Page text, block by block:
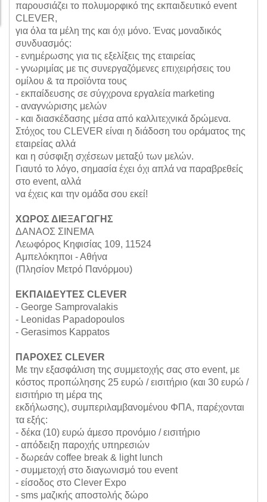
παρουσιάζει το πολυμορφικό της εκπαιδευτικό event
CLEVER,
για όλα τα μέλη της και όχι μόνο. Ένας μοναδικός
συνδυασμός:
- ενημέρωσης για τις εξελίξεις της εταιρείας
- γνωριμίας με τις συνεργαζόμενες επιχειρήσεις του
ομίλου & τα προϊόντα τους
- εκπαίδευσης σε σύγχρονα εργαλεία marketing
- αναγνώρισης μελών
- και διασκέδασης μέσα από καλλιτεχνικά δρώμενα.
Στόχος του CLEVER είναι η διάδοση του οράματος της
εταιρείας αλλά
και η σύσφιξη σχέσεων μεταξύ των μελών.
Γιαυτό το λόγο, σημασία έχει όχι απλά να παραβρεθείς
στο event, αλλά
να έχεις και την ομάδα σου εκεί!
ΧΩΡΟΣ ΔΙΕΞΑΓΩΓΗΣ
ΔΑΝΑΟΣ ΣΙΝΕΜΑ
Λεωφόρος Κηφισίας 109, 11524
Αμπελόκηποι - Αθήνα
(Πλησίον Μετρό Πανόρμου)
ΕΚΠΑΙΔΕΥΤΕΣ CLEVER
- George Samprovalakis
- Leonidas Papadopoulos
- Gerasimos Kappatos
ΠΑΡΟΧΕΣ CLEVER
Με την εξασφάλιση της συμμετοχής σας στο event, με
κόστος προπώλησης 25 ευρώ / εισιτήριο (και 30 ευρώ /
εισιτήριο τη μέρα της
εκδήλωσης), συμπεριλαμβανομένου ΦΠΑ, παρέχονται
τα εξής:
- δέκα (10) ευρώ άμεσο προνόμιο / εισιτήριο
- απόδειξη παροχής υπηρεσιών
- δωρεάν coffee break & light lunch
- συμμετοχή στο διαγωνισμό του event
- είσοδος στο Clever Expo
- sms μαζικής αποστολής δώρο